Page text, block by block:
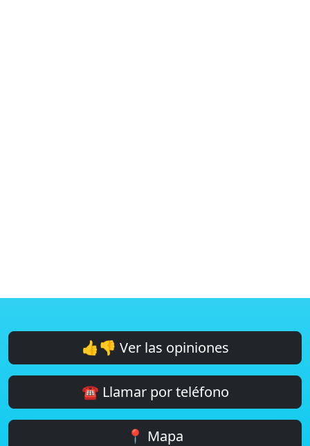
👍👎 Ver las opiniones
☎️ Llamar por teléfono
📍 Mapa